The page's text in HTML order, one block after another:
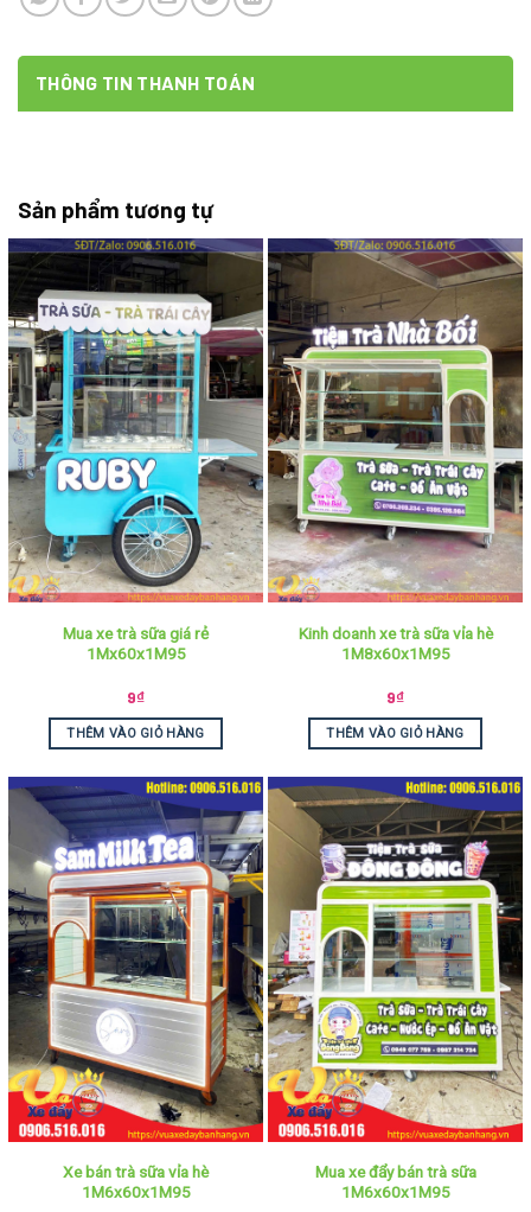
THÔNG TIN THANH TOÁN
Sản phẩm tương tự
Mua xe trà sữa giá rẻ
1Mx60x1M95
9₫
THÊM VÀO GIỎ HÀNG
Kinh doanh xe trà sữa vỉa hè
1M8x60x1M95
9₫
THÊM VÀO GIỎ HÀNG
Xe bán trà sữa vỉa hè
1M6x60x1M95
Mua xe đẩy bán trà sữa
1M6x60x1M95